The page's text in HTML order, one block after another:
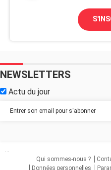
NEWSLETTERS
Actu du jour
...
Qui sommes-nous ?
Données personnelles